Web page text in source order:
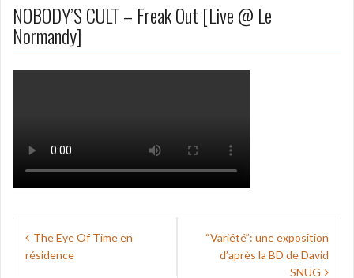
NOBODY’S CULT – Freak Out [Live @ Le
Normandy]
Navigation
de The Eye Of Time en
résidence
“Variété”: une exposition
d’après la BD de David
SNUG